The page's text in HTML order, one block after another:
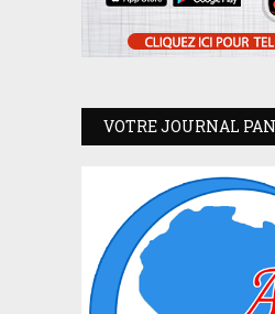
VOTRE JOURNAL